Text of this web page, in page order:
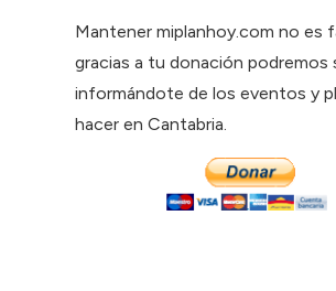
Mantener miplanhoy.com no es
gracias a tu donación podremos
informándote de los eventos y
hacer en Cantabria.